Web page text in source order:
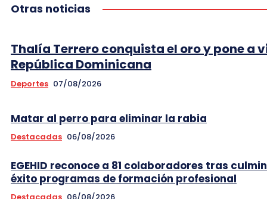
Otras noticias
Thalía Terrero conquista el oro y pone a
República Dominicana
Deportes 07/08/2026
Matar al perro para eliminar la rabia
Destacadas 06/08/2026
EGEHID reconoce a 81 colaboradores tras
éxito programas de formación profesional
Destacadas 06/08/2026